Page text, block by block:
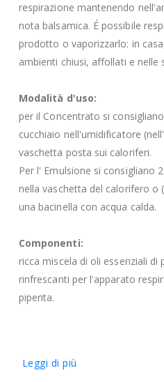
respirazione mantenendo
nota balsamica. É possibile
prodotto o vaporizzarlo: in
ambienti chiusi, affollati e nelle
Modalità d'uso:
per il Concentrato si
cucchiaio nell'umidificatore
vaschetta posta sui caloriferi.
Per l' Emulsione si consigliano
nella vaschetta del calorifero o
una bacinella con acqua calda.
Componenti:
ricca miscela di oli essenziali di
rinfrescanti per l'apparato
piperita.
Leggi di più